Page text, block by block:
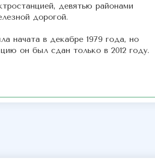
девятью районами
дорогой.
начата в декабре 1979 года, но
он был сдан только в 2012 году.